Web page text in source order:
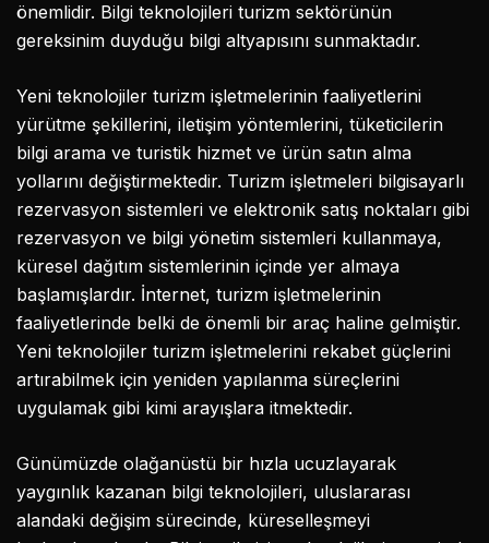
önemlidir. Bilgi teknolojileri turizm sektörünün
gereksinim duyduğu bilgi altyapısını sunmaktadır.
Yeni teknolojiler turizm işletmelerinin faaliyetlerini
yürütme şekillerini, iletişim yöntemlerini, tüketicilerin
bilgi arama ve turistik hizmet ve ürün satın alma
yollarını değiştirmektedir. Turizm işletmeleri bilgisayarlı
rezervasyon sistemleri ve elektronik satış noktaları gibi
rezervasyon ve bilgi yönetim sistemleri kullanmaya,
küresel dağıtım sistemlerinin içinde yer almaya
başlamışlardır. İnternet, turizm işletmelerinin
faaliyetlerinde belki de önemli bir araç haline gelmiştir.
Yeni teknolojiler turizm işletmelerini rekabet güçlerini
artırabilmek için yeniden yapılanma süreçlerini
uygulamak gibi kimi arayışlara itmektedir.
Günümüzde olağanüstü bir hızla ucuzlayarak
yaygınlık kazanan bilgi teknolojileri, uluslararası
alandaki değişim sürecinde, küreselleşmeyi